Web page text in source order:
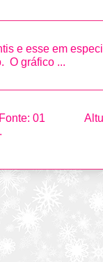
e esse em
O gráfico ...
Cruz Fonte: 01